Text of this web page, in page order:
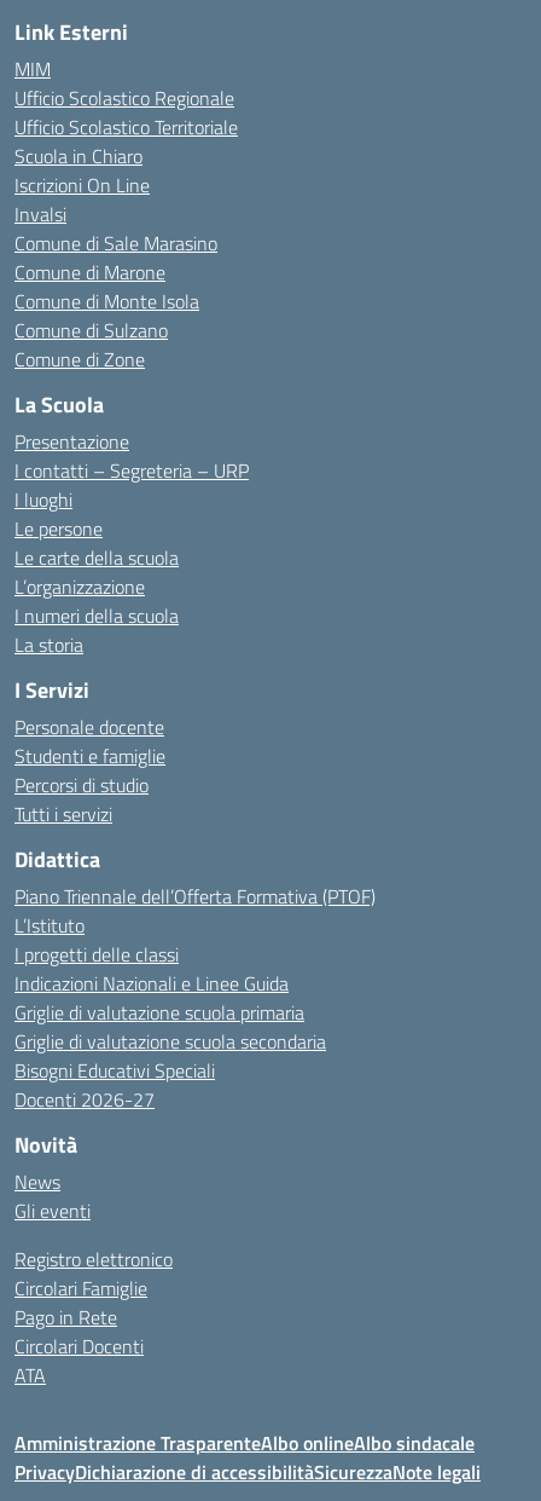
Link Esterni
MIM
Ufficio Scolastico Regionale
Ufficio Scolastico Territoriale
Scuola in Chiaro
Iscrizioni On Line
Invalsi
Comune di Sale Marasino
Comune di Marone
Comune di Monte Isola
Comune di Sulzano
Comune di Zone
La Scuola
Presentazione
I contatti – Segreteria – URP
I luoghi
Le persone
Le carte della scuola
L’organizzazione
I numeri della scuola
La storia
I Servizi
Personale docente
Studenti e famiglie
Percorsi di studio
Tutti i servizi
Didattica
Piano Triennale dell’Offerta Formativa (PTOF)
L’Istituto
I progetti delle classi
Indicazioni Nazionali e Linee Guida
Griglie di valutazione scuola primaria
Griglie di valutazione scuola secondaria
Bisogni Educativi Speciali
Docenti 2026-27
Novità
News
Gli eventi
Registro elettronico
Circolari Famiglie
Pago in Rete
Circolari Docenti
ATA
Amministrazione TrasparenteAlbo onlineAlbo sindacale
PrivacyDichiarazione di accessibilitàSicurezzaNote legali